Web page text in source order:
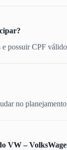
possuir CPF
no
VW –